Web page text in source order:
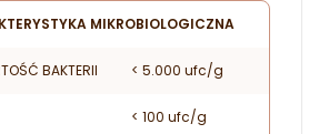
MIKROBIOLOGICZNA
BAKTERII < 5.000 ufc/g
< 100 ufc/g